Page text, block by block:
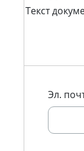
Текст
Эл.